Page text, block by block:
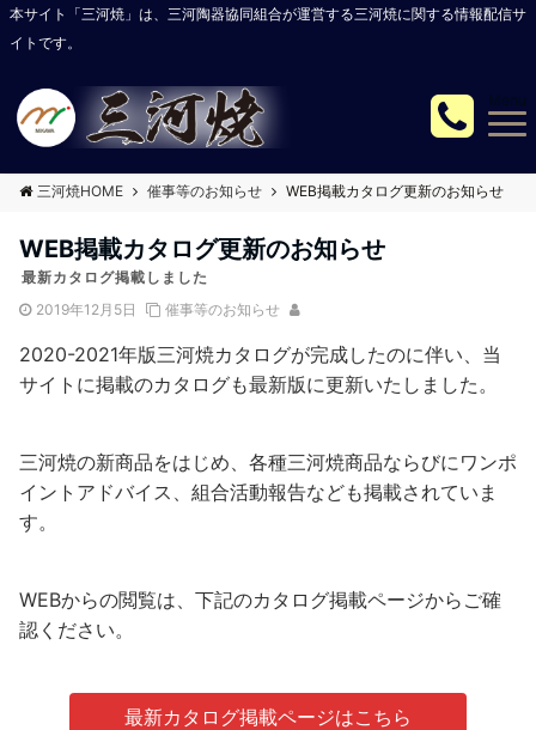
本サイト「三河焼」は、三河陶器協同組合が運営する三河焼に関する情報配信サ
イトです。
Menu
三河焼HOME 催事等のお知らせ WEB掲載カタログ更新のお知らせ
WEB掲載カタログ更新のお知らせ
最新カタログ掲載しました
2019年12月5日
催事等のお知らせ
2020-2021年版三河焼カタログが完成したのに伴い、当
サイトに掲載のカタログも最新版に更新いたしました。
三河焼の新商品をはじめ、各種三河焼商品ならびにワンポ
イントアドバイス、組合活動報告なども掲載されていま
す。
WEBからの閲覧は、下記のカタログ掲載ページからご確
認ください。
最新カタログ掲載ページはこちら